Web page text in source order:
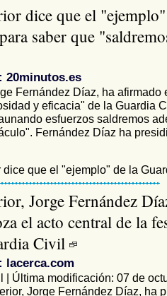
dice que el
saber que
20minutos.es
Fernández Díaz, ha afirmado
y eficacia" de la Guardia
esfuerzos saldremos
Fernández Díaz ha
que el "ejemplo" de la
Jorge Fernández
el acto central de la
Civil
lacerca.com
| Última modificación: 07 de
Jorge Fernández Díaz, ha